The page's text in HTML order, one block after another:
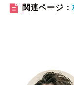
関連ページ：